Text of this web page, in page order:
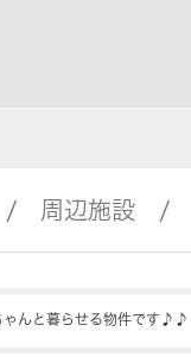
周辺施設
ゃんと暮らせる物件です♪♪